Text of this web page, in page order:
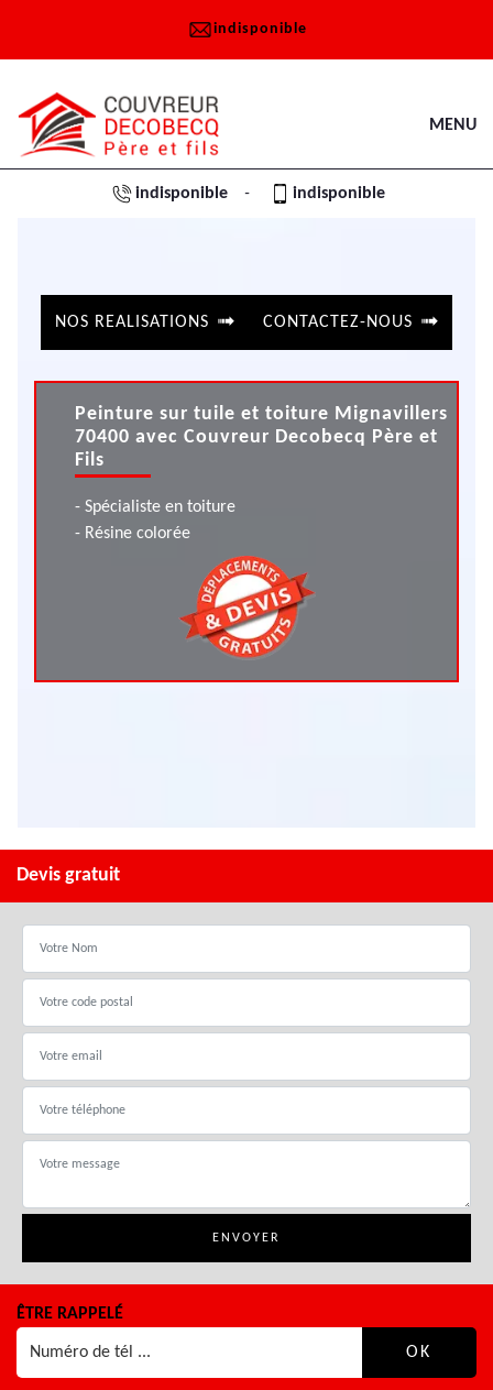
indisponible
MENU
indisponible - indisponible
NOS REALISATIONS CONTACTEZ-NOUS
Peinture sur tuile et toiture Mignavillers
70400 avec Couvreur Decobecq Père et
Fils
- Spécialiste en toiture
- Résine colorée
Devis gratuit
ÊTRE RAPPELÉ